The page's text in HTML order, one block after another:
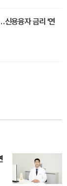
용융자 금리 ‘연